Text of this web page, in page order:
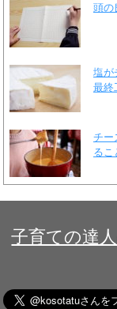
頭の
塩が
最終
チー
るこ
子育ての達